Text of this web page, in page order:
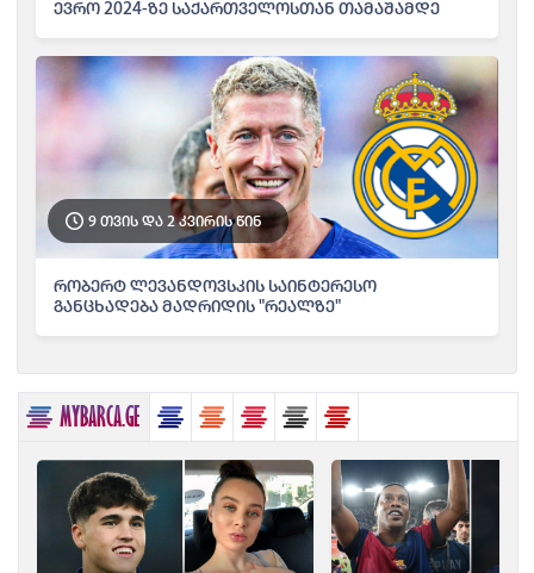
ევრო 2024-ზე საქართველოსთან თამაშამდე
9 თვის და 2 კვირის წინ
რობერტ ლევანდოვსკის საინტერესო
განცხადება მადრიდის "რეალზე"
MYBARCA.GE